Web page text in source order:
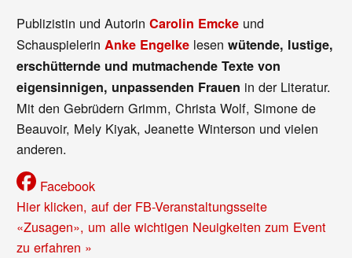
Publizistin und AutorinCarolin Emcke und
SchauspielerinAnke Engelke lesenwütende, lustige,
erschütternde und mutmachende Texte von
eigensinnigen, unpassenden Frauen in der Literatur.
Mit den Gebrüdern Grimm, Christa Wolf, Simone de
Beauvoir, Mely Kiyak, Jeanette Winterson und vielen
anderen.
Facebook
Hier klicken, auf der FB-Veranstaltungsseite
«Zusagen», um alle wichtigen Neuigkeiten zum Event
zu erfahren »